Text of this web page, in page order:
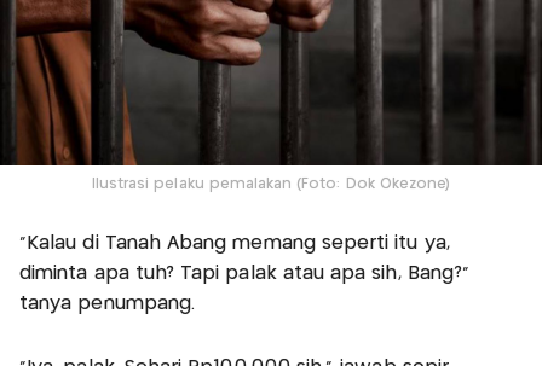
Ilustrasi pelaku pemalakan (Foto: Dok Okezone)
“Kalau di Tanah Abang memang seperti itu ya,
diminta apa tuh? Tapi palak atau apa sih, Bang?”
tanya penumpang.